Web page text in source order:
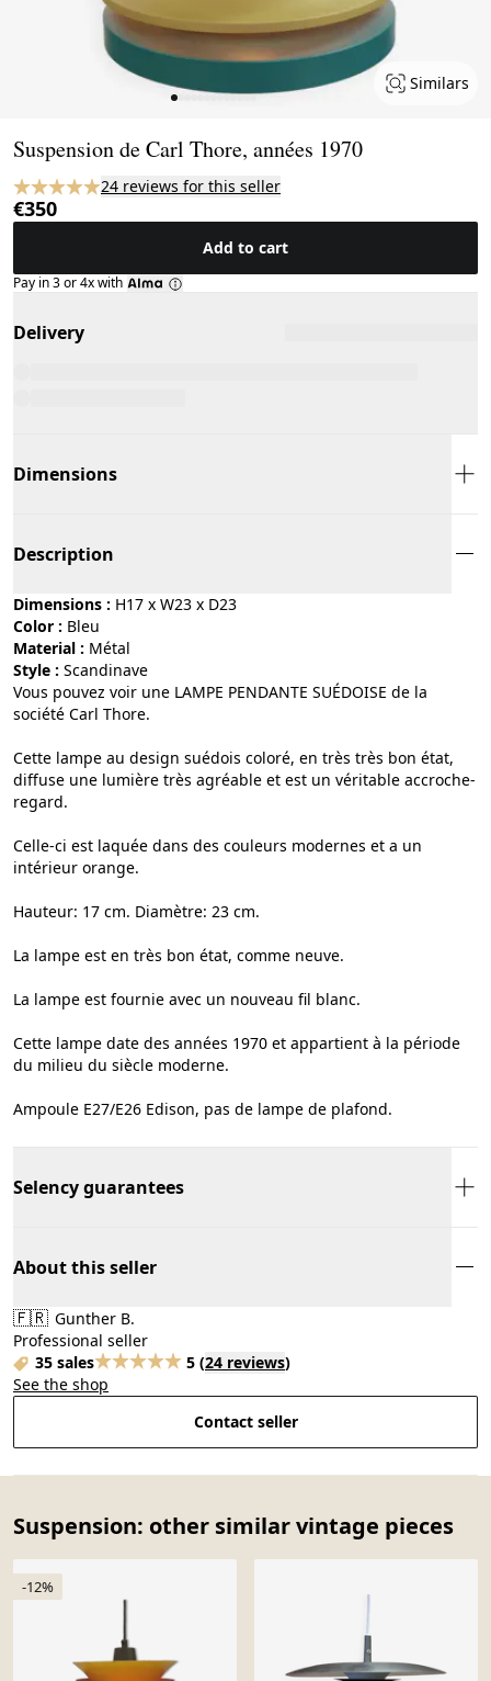
Similars
Suspension de Carl Thore, années 1970
24 reviews for this seller
€350
Add to cart
Pay in 3 or 4x with
Delivery
Dimensions
Description
Dimensions : H17 x W23 x D23
Color :
bleu
Material :
métal
Style :
scandinave
Vous pouvez voir une LAMPE PENDANTE SUÉDOISE de la
société Carl Thore.
Cette lampe au design suédois coloré, en très très bon état,
diffuse une lumière très agréable et est un véritable accroche-
regard.
Celle-ci est laquée dans des couleurs modernes et a un
intérieur orange.
Hauteur: 17 cm. Diamètre: 23 cm.
La lampe est en très bon état, comme neuve.
La lampe est fournie avec un nouveau fil blanc.
Cette lampe date des années 1970 et appartient à la période
du milieu du siècle moderne.
Ampoule E27/E26 Edison, pas de lampe de plafond.
Selency guarantees
About this seller
🇫🇷 Gunther B.
Professional seller
35 sales
5 (24 reviews)
See the shop
Contact seller
Suspension: other similar vintage pieces
-12%